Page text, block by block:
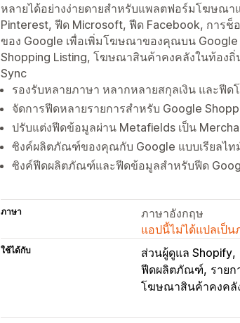
หลายได้อย่างง่ายดายสำหรับแพลตฟอร์มโฆษณ
Pinterest, ฟีด Microsoft, ฟีด Facebook, การช็
ของ Google เพื่อเพิ่มโฆษณาของคุณบน Google
Shopping Listing, โฆษณาสินค้าคงคลังในท้อง
Sync
รองรับหลายภาษา หลากหลายสกุลเงิน และฟี
จัดการฟีดหลายรายการสำหรับ Google
ปรับแต่งฟีดข้อมูลผ่าน Metafields เป็น
ซิงค์ผลิตภัณฑ์ของคุณกับ Google แบบเรียลไท
ซิงค์ฟีดผลิตภัณฑ์และฟีดข้อมูลสำหรับฟีด
ภาษา
ภาษาอังกฤษ
แอปนี้ไม่ได้แปลเป็น
ใช้ได้กับ ส่วนผู้ดูแล Shopify
ฟีดผลิตภัณฑ์ ราย
โฆษณาสินค้าคงคลั